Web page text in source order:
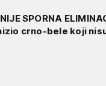
SPORNA
crno-bele koji